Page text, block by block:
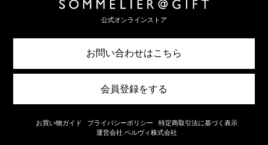
公式オンラインストア
お問い合わせはこちら
会員登録をする
お買い物ガイド プライバシーポリシー
特定商取引法に基づく表示
運営会社 ベルヴィ株式会社